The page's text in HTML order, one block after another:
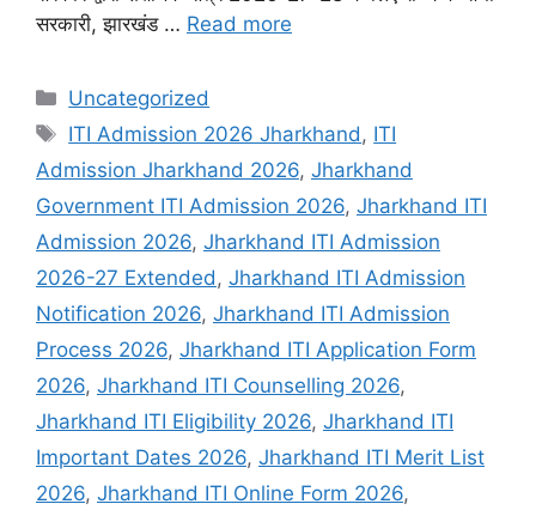
सरकारी, झारखंड … Read more
Uncategorized
ITI Admission 2026 Jharkhand , ITI
Admission Jharkhand 2026, Jharkhand
Government ITI Admission 2026, Jharkhand ITI
Admission 2026, Jharkhand ITI Admission
2026-27 Extended , Jharkhand ITI Admission
Notification 2026, Jharkhand ITI Admission
Process 2026, Jharkhand ITI Application Form
2026, Jharkhand ITI Counselling 2026,
Jharkhand ITI Eligibility 2026, Jharkhand ITI
Important Dates 2026, Jharkhand ITI Merit List
2026, Jharkhand ITI Online Form 2026,